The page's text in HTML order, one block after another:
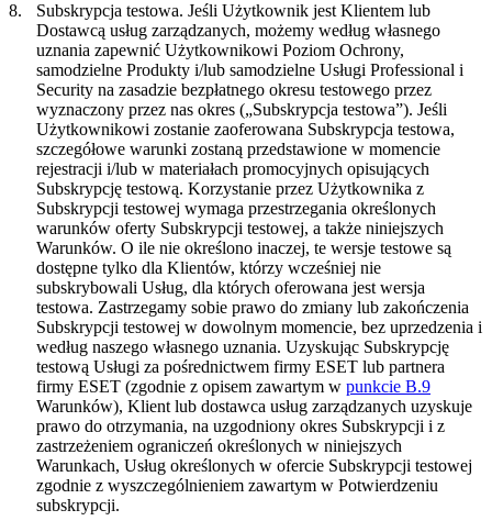
8.
Subskrypcja testowa. Jeśli Użytkownik jest Klientem lub
Dostawcą usług zarządzanych, możemy według własnego
uznania zapewnić Użytkownikowi Poziom Ochrony,
samodzielne Produkty i/lub samodzielne Usługi Professional i
Security na zasadzie bezpłatnego okresu testowego przez
wyznaczony przez nas okres („Subskrypcja testowa”). Jeśli
Użytkownikowi zostanie zaoferowana Subskrypcja testowa,
szczegółowe warunki zostaną przedstawione w momencie
rejestracji i/lub w materiałach promocyjnych opisujących
Subskrypcję testową. Korzystanie przez Użytkownika z
Subskrypcji testowej wymaga przestrzegania określonych
warunków oferty Subskrypcji testowej, a także niniejszych
Warunków. O ile nie określono inaczej, te wersje testowe są
dostępne tylko dla Klientów, którzy wcześniej nie
subskrybowali Usług, dla których oferowana jest wersja
testowa. Zastrzegamy sobie prawo do zmiany lub zakończenia
Subskrypcji testowej w dowolnym momencie, bez uprzedzenia i
według naszego własnego uznania. Uzyskując Subskrypcję
testową Usługi za pośrednictwem firmy ESET lub partnera
firmy ESET (zgodnie z opisem zawartym w punkcie B.9
Warunków), Klient lub dostawca usług zarządzanych uzyskuje
prawo do otrzymania, na uzgodniony okres Subskrypcji i z
zastrzeżeniem ograniczeń określonych w niniejszych
Warunkach, Usług określonych w ofercie Subskrypcji testowej
zgodnie z wyszczególnieniem zawartym w Potwierdzeniu
subskrypcji.